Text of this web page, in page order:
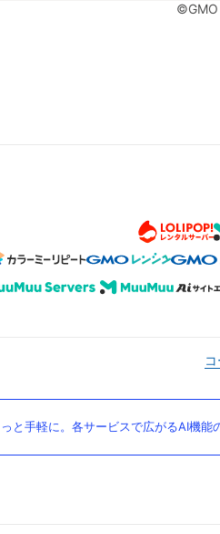
©GMO
と手軽に。各サービスで広がるAI機能